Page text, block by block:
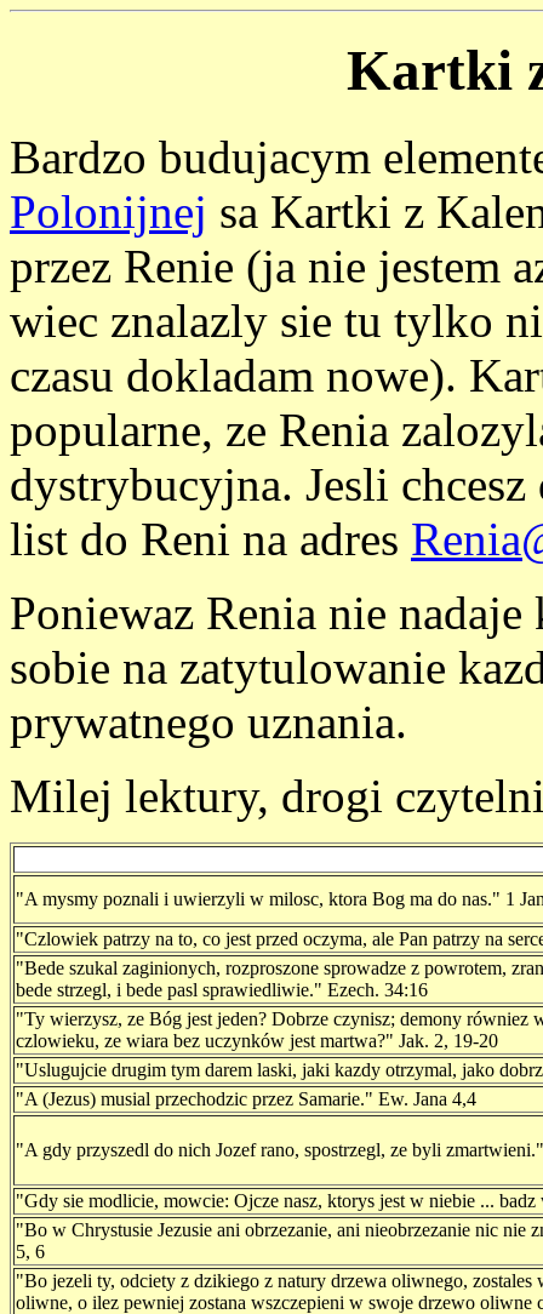
Kartki
Bardzo budujacym
Polonijnej sa Kartki z
przez Renie (ja nie jestem
wiec znalazly sie tu tylko
czasu dokladam nowe).
popularne, ze Renia
dystrybucyjna. Jesli
list do Reni na adres
Poniewaz Renia nie
sobie na zatytulowanie
prywatnego uznania.
Milej lektury, drogi
"A mysmy poznali i uwierzyli w milosc, ktora Bog ma do nas." 1
"Czlowiek patrzy na to, co jest przed oczyma, ale Pan patrzy na
"Bede szukal zaginionych, rozproszone sprowadze z powrotem,
bede strzegl, i bede pasl sprawiedliwie." Ezech. 34:16
"Ty wierzysz, ze Bóg jest jeden? Dobrze czynisz; demony równiez
czlowieku, ze wiara bez uczynków jest martwa?" Jak. 2, 19-20
"Uslugujcie drugim tym darem laski, jaki kazdy otrzymal, jako
"A (Jezus) musial przechodzic przez Samarie." Ew. Jana 4,4
"A gdy przyszedl do nich Jozef rano, spostrzegl, ze byli
"Gdy sie modlicie, mowcie: Ojcze nasz, ktorys jest w niebie ...
"Bo w Chrystusie Jezusie ani obrzezanie, ani nieobrzezanie nic
5, 6
"Bo jezeli ty, odciety z dzikiego z natury drzewa oliwnego,
oliwne, o ilez pewniej zostana wszczepieni w swoje drzewo